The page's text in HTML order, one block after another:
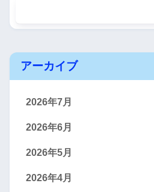
アーカイブ
2026年7月
2026年6月
2026年5月
2026年4月